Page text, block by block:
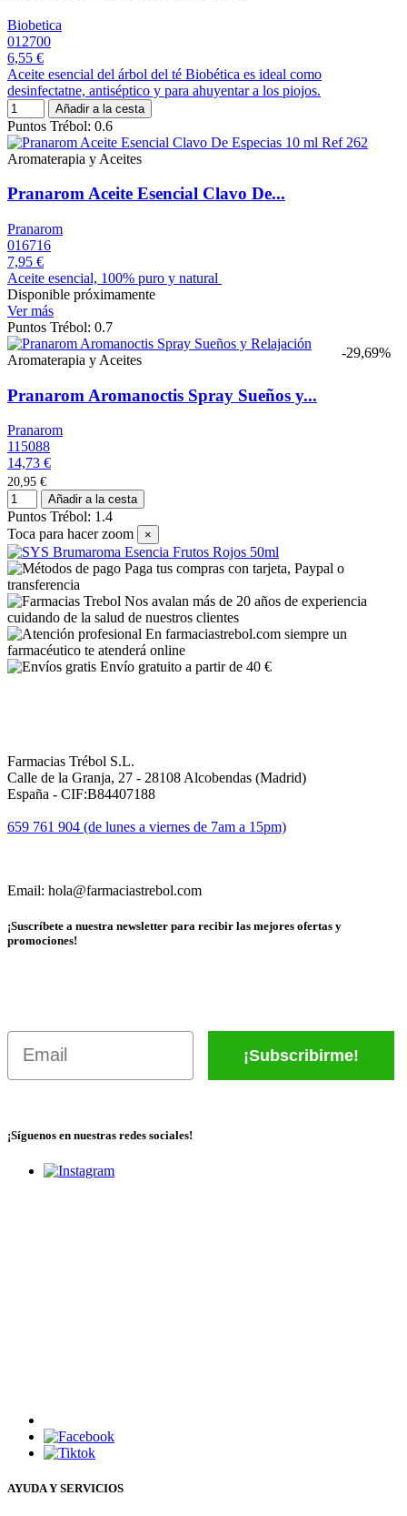
Biobetica
012700
6,55 €
Aceite esencial del árbol del té Biobética es ideal como
desinfectatne, antiséptico y para ahuyentar a los piojos.
Añadir a la cesta
Puntos Trébol: 0.6
Aromaterapia y Aceites
Pranarom Aceite Esencial Clavo De...
Pranarom
016716
7,95 €
Aceite esencial, 100% puro y natural
Disponible próximamente
Ver más
Puntos Trébol: 0.7
-29,69%
Aromaterapia y Aceites
Pranarom Aromanoctis Spray Sueños y...
Pranarom
115088
14,73 €
20,95 €
Añadir a la cesta
Puntos Trébol: 1.4
Toca para hacer zoom
×
Paga tus compras con tarjeta, Paypal o
transferencia
Nos avalan más de 20 años de experiencia
cuidando de la salud de nuestros clientes
En farmaciastrebol.com siempre un
farmacéutico te atenderá online
Envío gratuito a partir de 40 €
Farmacias Trébol S.L.
Calle de la Granja, 27 - 28108 Alcobendas (Madrid)
España - CIF:B84407188
659 761 904 (de lunes a viernes de 7am a 15pm)
Email: hola@farmaciastrebol.com
¡Suscríbete a nuestra newsletter para recibir las mejores ofertas y
promociones!
Email
¡Subscribirme!
¡Síguenos en nuestras redes sociales!
AYUDA Y SERVICIOS